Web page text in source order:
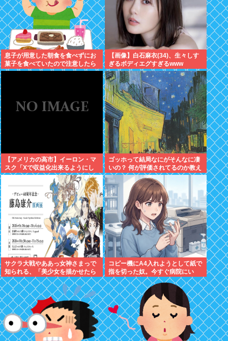
息子が用意した朝食を食べずにお
菓子を食べていたので注意したら
あろうことか...
【画像】白石麻衣(34)、生々しす
ぎるボディエグすぎるwww
【アメリカの高市】イーロン・マ
スク「Xで収益化出来るようにし
たら喜ぶだろなあ」「インプレゾ
ンビ大発生なんて想定外なんです
けど！
ゴッホって結局なにがそんなに凄
いの？ 何が評価されてるのか教え
て
サクラ大戦やああっ女神さまっで
知られる、「美少女を描かせたら
十傑」のひとり、藤島康介氏のデ
ビュー40周年を記念した原画展が
開催！
コピー機にA4入れようとして紙で
指を切った奴。今すぐ病院にい
け。腕一本切断になってもしらん
ぞ